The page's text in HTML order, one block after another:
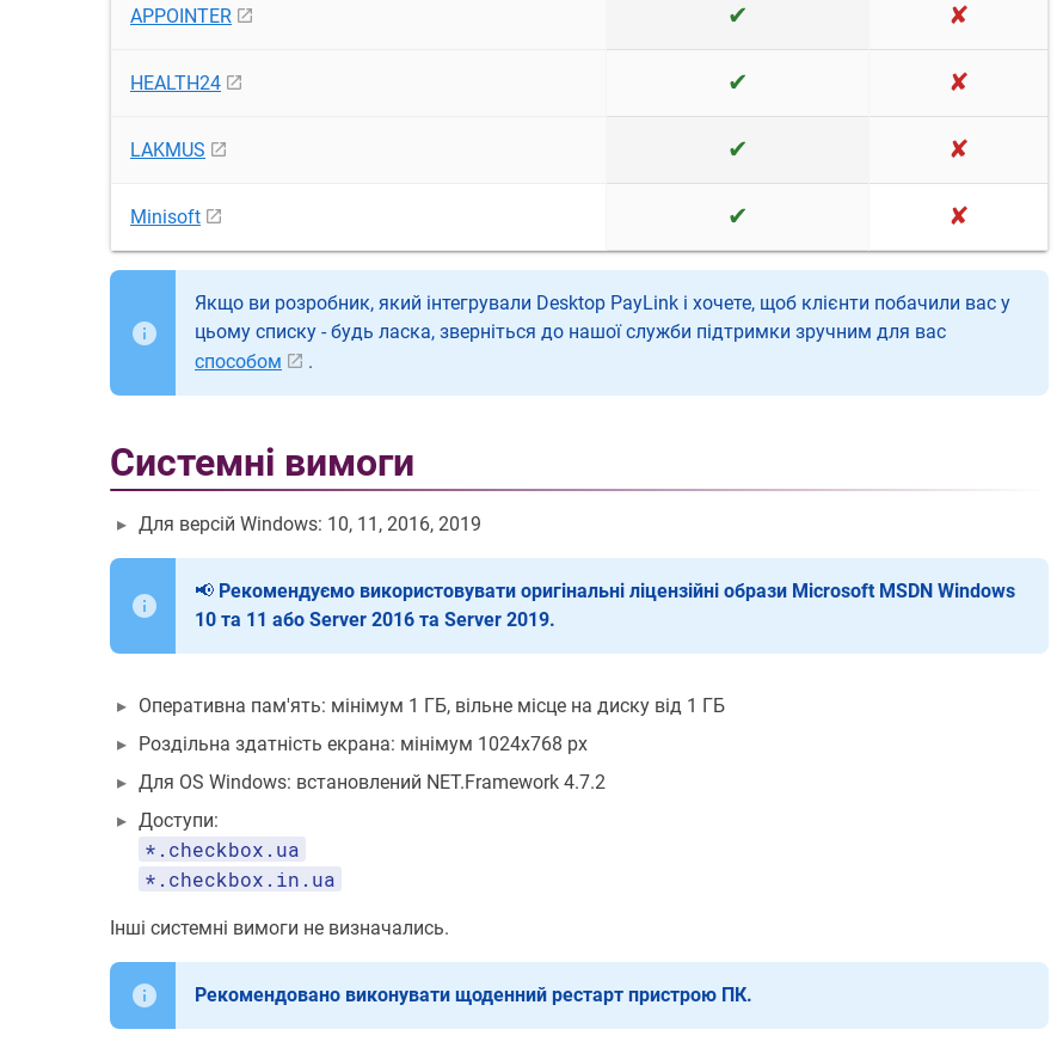
APPOINTER ✔ ✘
HEALTH24 ✔ ✘
LAKMUS ✔ ✘
Minisoft ✔ ✘
Якщо ви розробник, який інтегрували Desktop PayLink і хочете, щоб клієнти побачили вас у
цьому списку - будь ласка, зверніться до нашої служби підтримки зручним для вас
способом
.
Системні вимоги
Для версій Windows: 10, 11, 2016, 2019
📢 Рекомендуємо використовувати оригінальні ліцензійні образи Microsoft MSDN Windows
10 та 11 або Server 2016 та Server 2019.
Оперативна пам'ять: мінімум 1 ГБ, вільне місце на диску від 1 ГБ
Роздільна здатність екрана: мінімум 1024х768 px
Для OS Windows: встановлений NET.Framework 4.7.2
Доступи:
*.checkbox.ua
*.checkbox.in.ua
Інші системні вимоги не визначались.
Рекомендовано виконувати щоденний рестарт пристрою ПК.